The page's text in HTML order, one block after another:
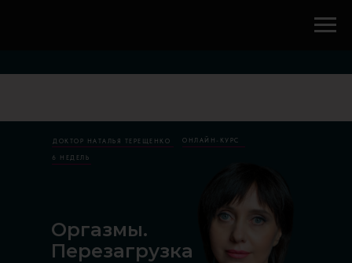
Оргазмы.
Перезагрузка
ДОКТОР НАТАЛЬЯ ТЕРЕЩЕНКО ОНЛАЙН-КУРС
6 НЕДЕЛЬ